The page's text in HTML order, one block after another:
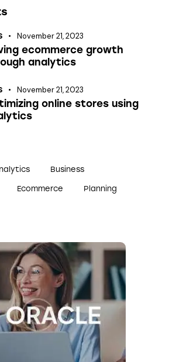
November 21, 2023
ecommerce growth
analytics
November 21, 2023
online stores using
Business
Ecommerce Planning